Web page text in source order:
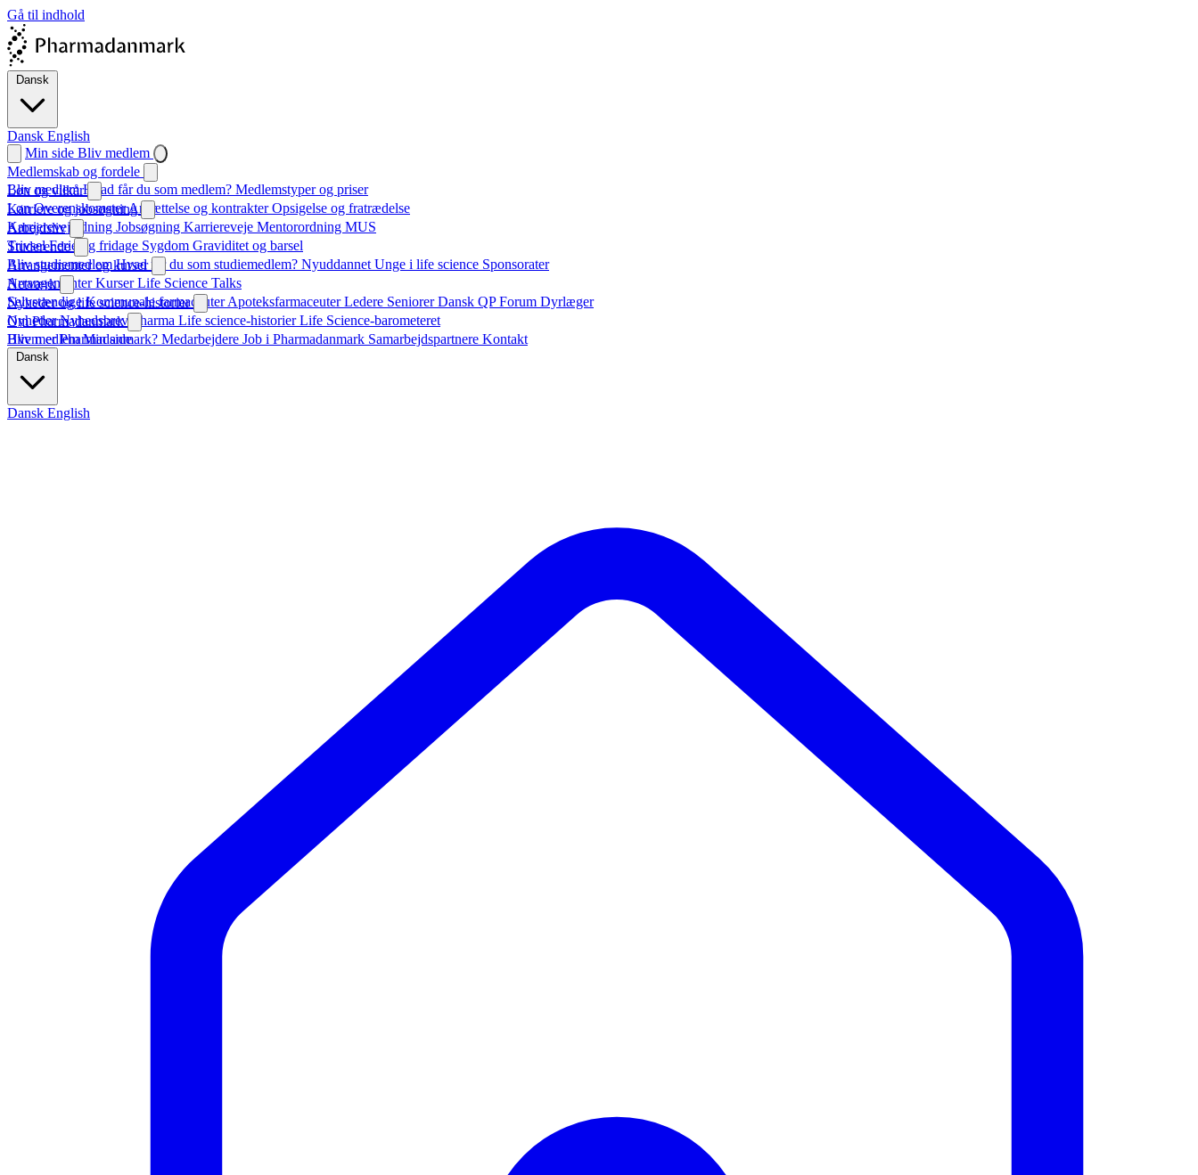
Gå til indhold
Dansk
Dansk English
Min side Bliv medlem
Medlemskab og fordele
Bliv medlemHvad får du som medlem? Medlemstyper og priser
Løn og vilkår
LønOverenskomsterAnsættelse og kontrakterOpsigelse og fratrædelse
Karriere og jobsøgning
Karrierevejledning Jobsøgning Karriereveje Mentorordning MUS
Arbejdsliv
TrivselFerie og fridage Sygdom Graviditet og barsel
Studerende
Bliv studiemedlemHvad får du som studiemedlem? Nyuddannet Unge i life science Sponsorater
Arrangementer og kurser
ArrangementerKurserLife Science Talks
Netværk
SelvstændigeKommunale farmaceuterApoteksfarmaceuterLedere SeniorerDansk QP Forum Dyrlæger
Nyheder og life science-historier
NyhederNyhedsbrev Pharma Life science-historierLife Science-barometeret
Om Pharmadanmark
Hvem er Pharmadanmark? Medarbejdere Job i Pharmadanmark Samarbejdspartnere Kontakt
Bliv medlemMin side
Dansk
Dansk English